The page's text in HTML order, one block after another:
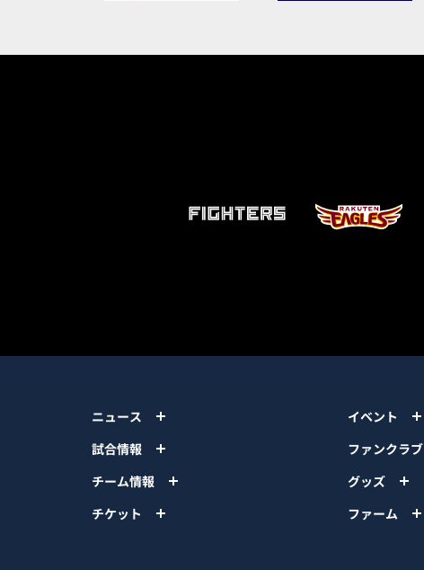
ニュース
試合情報
チーム情報
チケット
イベント
ファンクラブ
グッズ
ファーム